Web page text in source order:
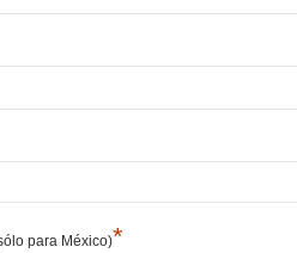
para México)*